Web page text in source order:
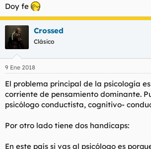
Doy fe
Crossed
Clásico
9 Ene 2018
El problema principal de la psicología
corriente de pensamiento dominante.
psicólogo conductista, cognitivo-
Por otro lado tiene dos handicaps:
En este país si vas al psicólogo es